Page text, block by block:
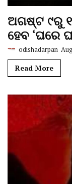
ଅଗଷ୍ଟ ୯ରୁ
ହେବ ‘ଘରେ
odishadarpan
Read More